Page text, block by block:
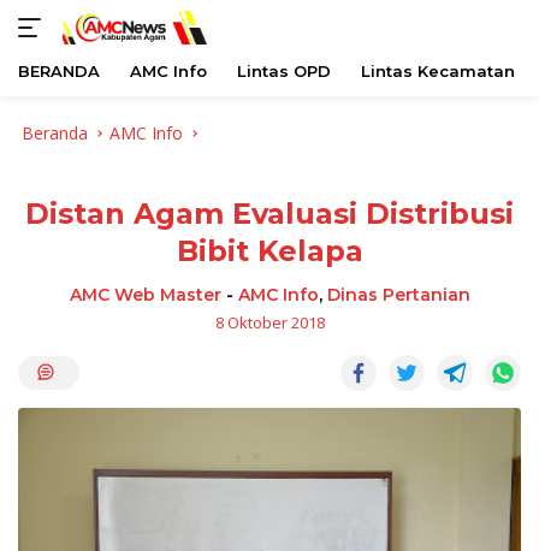
BERANDA AMC Info Lintas OPD Lintas Kecamatan
Beranda AMC Info
Distan Agam Evaluasi Distribusi
Bibit Kelapa
AMC Web Master- AMC Info, Dinas Pertanian
8 Oktober 2018